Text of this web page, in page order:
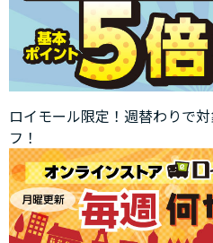
ロイモール限定！週替わりで
フ！